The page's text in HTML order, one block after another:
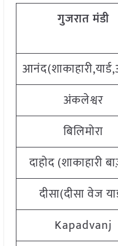
गुजरातमंडी
अंकलेश्वर
बिलिमोरा
दाहोद (शाकाहारी
दीसा(दीसा वेज
Kapadvanj